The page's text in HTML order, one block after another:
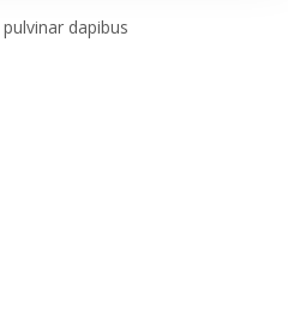
dapibus